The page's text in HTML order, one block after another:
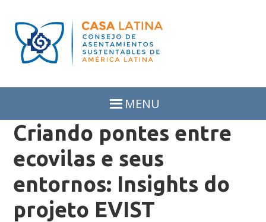
primary
navigation
main
content
MENU
Criando pontes entre
ecovilas e seus
entornos: Insights do
projeto EVIST